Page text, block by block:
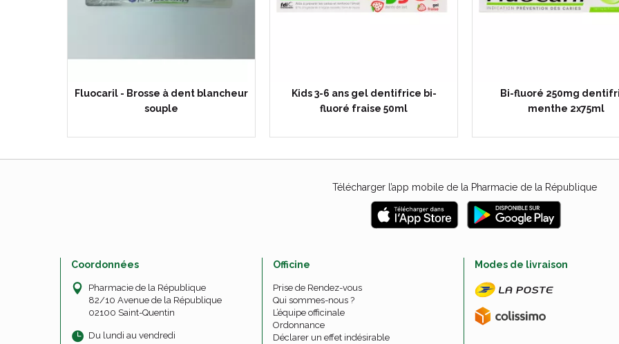
Fluocaril - Brosse à dent blancheur
souple
Kids 3-6 ans gel dentifrice bi-
fluoré fraise 50ml
Bi-fluoré 250mg
menthe 2x75ml
Télécharger l’app mobile de la Pharmacie de la République
Coordonnées
Pharmacie de la République
82/10 Avenue de la République
02100 Saint-Quentin
Du lundi au vendredi
Officine
Prise de Rendez-vous
Qui sommes-nous ?
L’équipe officinale
Ordonnance
Déclarer un effet indésirable
Modes de livraison